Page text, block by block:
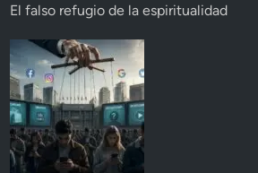
El falso refugio de la espiritualidad